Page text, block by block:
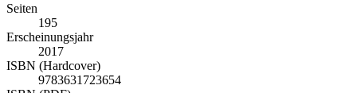
Seiten
195
Erscheinungsjahr
2017
ISBN (Hardcover)
9783631723654